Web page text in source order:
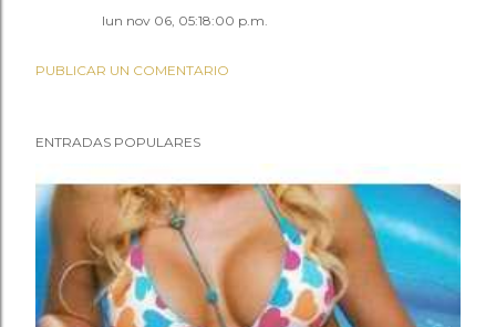
lun nov 06, 05:18:00 p.m.
PUBLICAR UN COMENTARIO
ENTRADAS POPULARES